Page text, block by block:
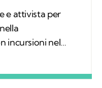
e attivista per
incursioni nel
dove mi sono